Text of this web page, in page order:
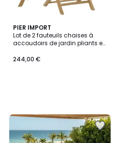
PIER IMPORT
Lot de 2 fauteuils chaises à
accoudoirs de jardin pliants en
244,00 €